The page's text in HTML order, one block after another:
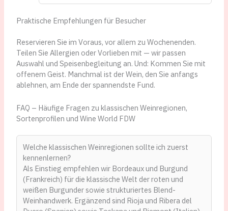
Praktische Empfehlungen für Besucher
Reservieren Sie im Voraus, vor allem zu Wochenenden.
Teilen Sie Allergien oder Vorlieben mit — wir passen
Auswahl und Speisenbegleitung an. Und: Kommen Sie mit
offenem Geist. Manchmal ist der Wein, den Sie anfangs
ablehnen, am Ende der spannendste Fund.
FAQ – Häufige Fragen zu klassischen Weinregionen,
Sortenprofilen und Wine World FDW
Welche klassischen Weinregionen sollte ich zuerst
kennenlernen?
Als Einstieg empfehlen wir Bordeaux und Burgund
(Frankreich) für die klassische Welt der roten und
weißen Burgunder sowie strukturiertes Blend-
Weinhandwerk. Ergänzend sind Rioja und Ribera del